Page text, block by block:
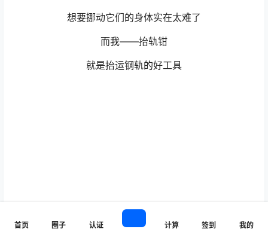
想要挪动它们的身体实在太难了
而我——抬轨钳
就是抬运钢轨的好工具
首页 圈子 认证 计算 签到 我的